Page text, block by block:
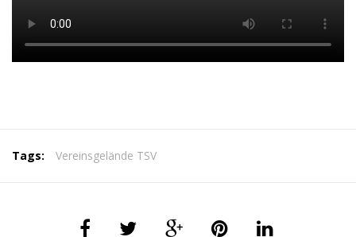
Tags: Vereinsgelände TSV